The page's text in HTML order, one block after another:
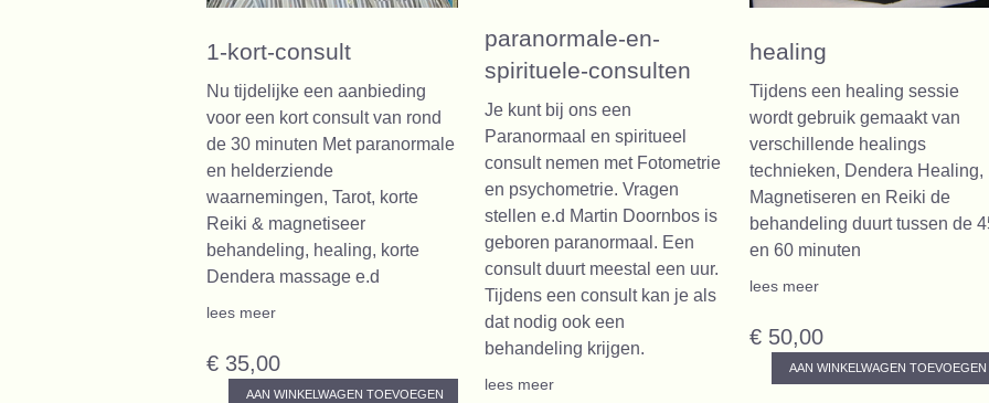
1-kort-consult
Nu tijdelijke een aanbieding
voor een kort consult van rond
de 30 minuten Met paranormale
en helderziende
waarnemingen, Tarot, korte
Reiki & magnetiseer
behandeling, healing, korte
Dendera massage e.d
lees meer
€ 35,00
AAN WINKELWAGEN TOEVOEGEN
paranormale-en-
spirituele-consulten
Je kunt bij ons een
Paranormaal en spiritueel
consult nemen met Fotometrie
en psychometrie. Vragen
stellen e.d Martin Doornbos is
geboren paranormaal. Een
consult duurt meestal een uur.
Tijdens een consult kan je als
dat nodig ook een
behandeling krijgen.
lees meer
healing
Tijdens een healing sessie
wordt gebruik gemaakt van
verschillende healings
technieken, Dendera Healing,
Magnetiseren en Reiki de
behandeling duurt tussen de
en 60 minuten
lees meer
€ 50,00
AAN WINKELWAGEN TOEVOEGEN